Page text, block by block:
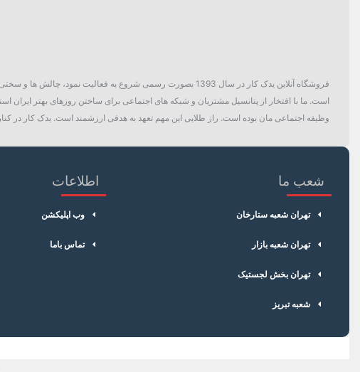
فروشگاه آنلاین یدک کار در سال 1393 بصورت رسمی شروع به
است. ما با افتخار از پتانسیل مشتریان و شبکه های اجتماعی برای ساختن روزهای بهتر ایران
وظیفه اجتماعی مان بوده است. راز طلایی این مهم تعهد به هدفی ارزشمند است. یدک کار در
شعب ما
تهران شعبه ستارخان
تهران شعبه بازار
تهران بخش لجستیک
شعبه تبریز
اطلاعات
وب اپلیکشن
تماس باما